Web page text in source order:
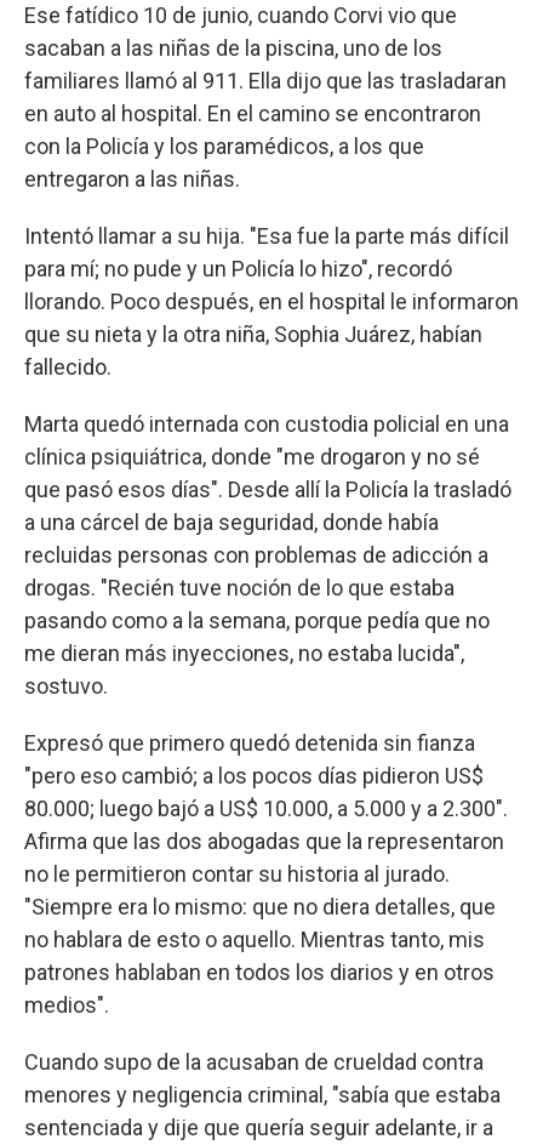
Ese fatídico 10 de junio, cuando Corvi vio que
sacaban a las niñas de la piscina, uno de los
familiares llamó al 911. Ella dijo que las trasladaran
en auto al hospital. En el camino se encontraron
con la Policía y los paramédicos, a los que
entregaron a las niñas.
Intentó llamar a su hija. "Esa fue la parte más difícil
para mí; no pude y un Policía lo hizo", recordó
llorando. Poco después, en el hospital le informaron
que su nieta y la otra niña, Sophia Juárez, habían
fallecido.
Marta quedó internada con custodia policial en una
clínica psiquiátrica, donde "me drogaron y no sé
que pasó esos días". Desde allí la Policía la trasladó
a una cárcel de baja seguridad, donde había
recluidas personas con problemas de adicción a
drogas. "Recién tuve noción de lo que estaba
pasando como a la semana, porque pedía que no
me dieran más inyecciones, no estaba lucida",
sostuvo.
Expresó que primero quedó detenida sin fianza
"pero eso cambió; a los pocos días pidieron US$
80.000; luego bajó a US$ 10.000, a 5.000 y a 2.300".
Afirma que las dos abogadas que la representaron
no le permitieron contar su historia al jurado.
"Siempre era lo mismo: que no diera detalles, que
no hablara de esto o aquello. Mientras tanto, mis
patrones hablaban en todos los diarios y en otros
medios".
Cuando supo de la acusaban de crueldad contra
menores y negligencia criminal, "sabía que estaba
sentenciada y dije que quería seguir adelante, ir a